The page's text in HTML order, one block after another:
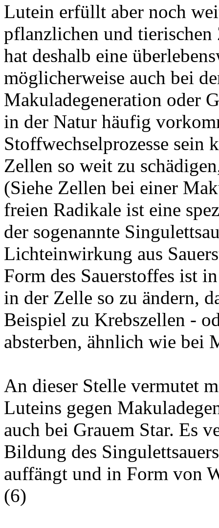
Lutein erfüllt aber noch
pflanzlichen und
hat deshalb eine
möglicherweise auch bei
Makuladegeneration oder
in der Natur häufig
Stoffwechselprozesse sein
Zellen so weit zu
(Siehe Zellen bei einer
freien Radikale ist eine
der sogenannte
Lichteinwirkung aus
Form des Sauerstoffes ist
in der Zelle so zu ändern,
Beispiel zu Krebszellen -
absterben, ähnlich wie bei
An dieser Stelle vermutet
Luteins gegen
auch bei Grauem Star. Es
Bildung des
auffängt und in Form von
(6)